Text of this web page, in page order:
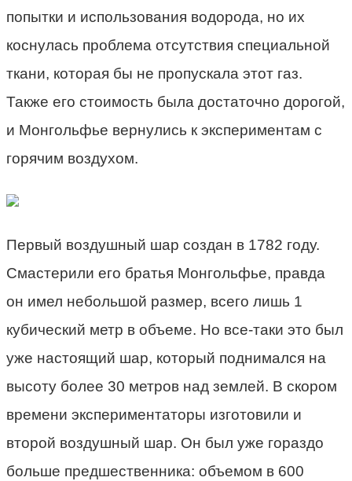
попытки и использования водорода, но их
коснулась проблема отсутствия специальной
ткани, которая бы не пропускала этот газ.
Также его стоимость была достаточно дорогой,
и Монгольфье вернулись к экспериментам с
горячим воздухом.
Первый воздушный шар создан в 1782 году.
Смастерили его братья Монгольфье, правда
он имел небольшой размер, всего лишь 1
кубический метр в объеме. Но все-таки это был
уже настоящий шар, который поднимался на
высоту более 30 метров над землей. В скором
времени экспериментаторы изготовили и
второй воздушный шар. Он был уже гораздо
больше предшественника: объемом в 600